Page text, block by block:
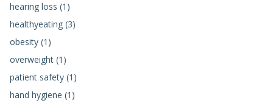
hearing loss (1)
healthyeating (3)
obesity (1)
overweight (1)
patient safety (1)
hand hygiene (1)